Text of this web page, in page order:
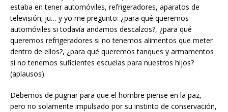
estaba en tener automóviles, refrigeradores, aparatos de
televisión; ju… y yo me pregunto: ¿para qué queremos
automóviles si todavía andamos descalzos?, ¿para qué
queremos refrigeradores si no tenemos alimentos que meter
dentro de ellos?, ¿para qué queremos tanques y armamentos
si no tenemos suficientes escuelas para nuestros hijos?
(aplausos).
Debemos de pugnar para que el hombre piense en la paz,
pero no solamente impulsado por su instinto de conservación,